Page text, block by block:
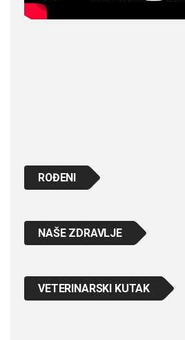
ROĐENI
NAŠE ZDRAVLJE
VETERINARSKI KUTAK